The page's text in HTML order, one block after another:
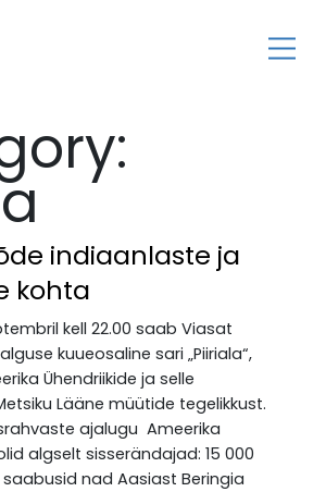
indiaanlaste ja
kohta
kell 22.00 saab Viasat
kuueosaline sari „Piiriala“,
Ühendriikide ja selle
Lääne müütide tegelikkust.
ajalugu Ameerika
algselt sisserändajad: 15 000
nad Aasiast Beringia